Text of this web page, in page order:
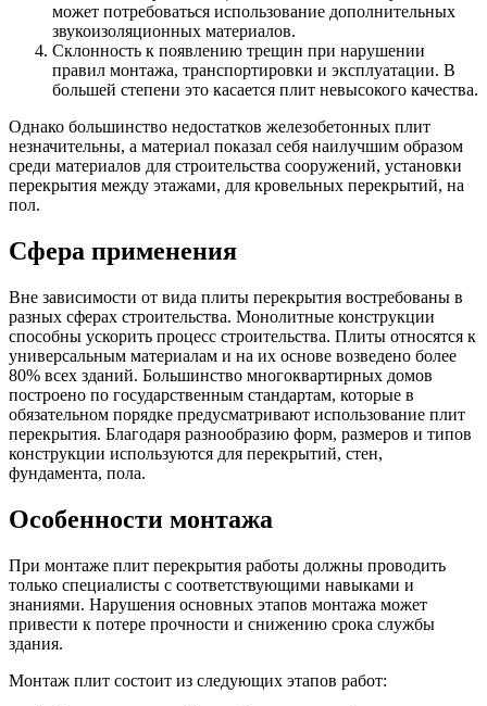
может потребоваться использование дополнительных
звукоизоляционных материалов.
Склонность к появлению трещин при нарушении
правил монтажа, транспортировки и эксплуатации. В
большей степени это касается плит невысокого качества.
Однако большинство недостатков железобетонных плит
незначительны, а материал показал себя наилучшим образом
среди материалов для строительства сооружений, установки
перекрытия между этажами, для кровельных перекрытий, на
пол.
Сфера применения
Вне зависимости от вида плиты перекрытия востребованы в
разных сферах строительства. Монолитные конструкции
способны ускорить процесс строительства. Плиты относятся к
универсальным материалам и на их основе возведено более
80% всех зданий. Большинство многоквартирных домов
построено по государственным стандартам, которые в
обязательном порядке предусматривают использование плит
перекрытия. Благодаря разнообразию форм, размеров и типов
конструкции используются для перекрытий, стен,
фундамента, пола.
Особенности монтажа
При монтаже плит перекрытия работы должны проводить
только специалисты с соответствующими навыками и
знаниями. Нарушения основных этапов монтажа может
привести к потере прочности и снижению срока службы
здания.
Монтаж плит состоит из следующих этапов работ: